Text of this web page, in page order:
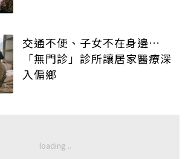
交通不便、子女不在身邊…
「無門診」診所讓居家醫療深
入偏鄉